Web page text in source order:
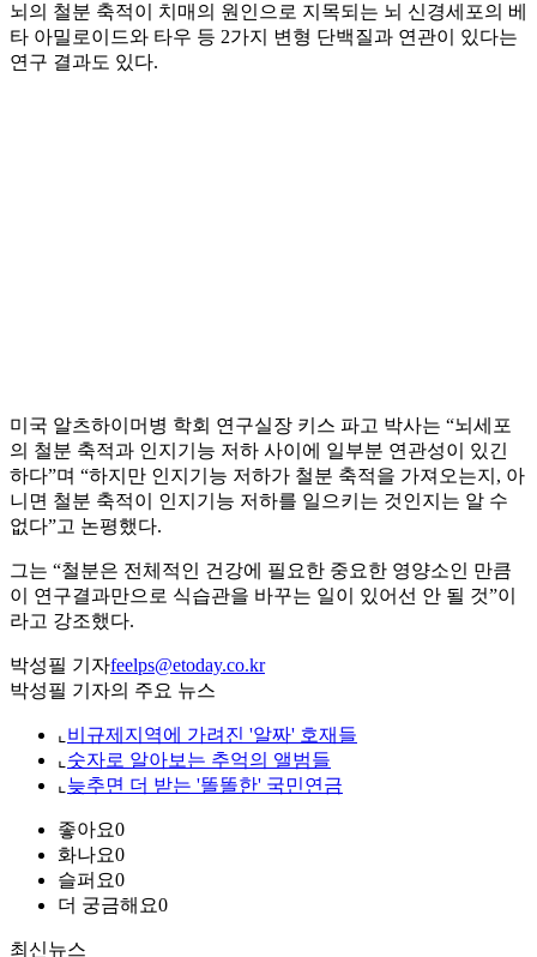
뇌의 철분 축적이 치매의 원인으로 지목되는 뇌 신경세포의 베
타 아밀로이드와 타우 등 2가지 변형 단백질과 연관이 있다는
연구 결과도 있다.
미국 알츠하이머병 학회 연구실장 키스 파고 박사는 “뇌세포
의 철분 축적과 인지기능 저하 사이에 일부분 연관성이 있긴
하다”며 “하지만 인지기능 저하가 철분 축적을 가져오는지, 아
니면 철분 축적이 인지기능 저하를 일으키는 것인지는 알 수
없다”고 논평했다.
그는 “철분은 전체적인 건강에 필요한 중요한 영양소인 만큼
이 연구결과만으로 식습관을 바꾸는 일이 있어선 안 될 것”이
라고 강조했다.
박성필 기자feelps@etoday.co.kr
박성필 기자의 주요 뉴스
⌞ 비규제지역에 가려진 '알짜' 호재들
⌞ 숫자로 알아보는 추억의 앨범들
⌞ 늦추면 더 받는 '똘똘한' 국민연금
좋아요0
화나요0
슬퍼요0
더 궁금해요0
최신뉴스